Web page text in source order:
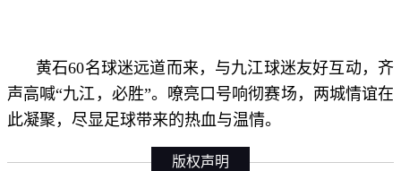
黄石60名球迷远道而来，与九江球迷友好互动，齐
声高喊“九江，必胜”。嘹亮口号响彻赛场，两城情谊在
此凝聚，尽显足球带来的热血与温情。
版权声明